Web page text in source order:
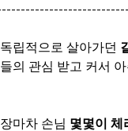
립적으로 살아가던
의 관심 받고 커서
마차 손님 몇몇이 체